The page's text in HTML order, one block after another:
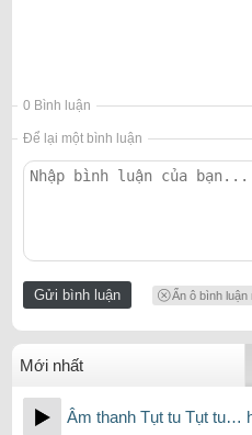
0 Bình luận
Để lại một bình luận
Ẩn ô bình luận
Mới nhất
Âm thanh Tụt tu Tụt tu…